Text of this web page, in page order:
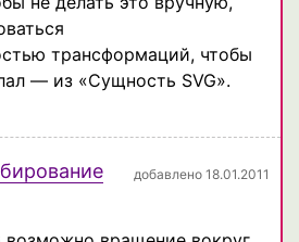
трансформаций, чтобы
— из «Сущность SVG».
добавлено 18.01.2011